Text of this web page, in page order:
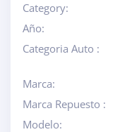
Category:
Año:
Categoria Auto :
Marca:
Marca Repuesto :
Modelo: